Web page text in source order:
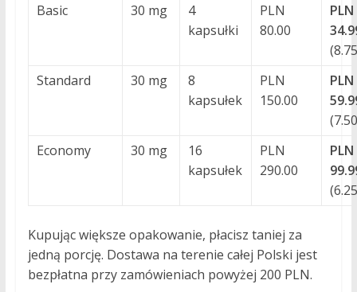
Basic
30 mg
4
kapsułki
PLN
80.00
PLN
Standard
30 mg
8
kapsułek
PLN
150.00
PLN
Economy
30 mg
16
kapsułek
PLN
290.00
PLN
Kupując większe opakowanie, płacisz taniej za
jedną porcję. Dostawa na terenie całej Polski jest
bezpłatna przy zamówieniach powyżej 200 PLN.